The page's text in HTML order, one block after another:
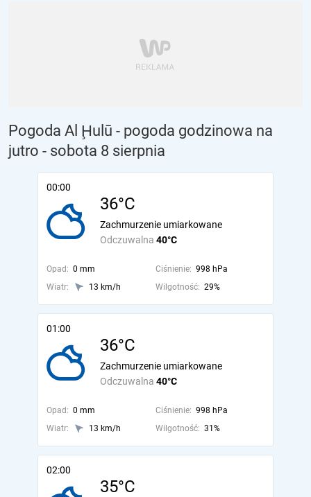
Pogoda Al Ḩulū - pogoda godzinowa na
jutro - sobota 8 sierpnia
00:00
36°C
Odczuwalna 40°C
Zachmurzenie umiarkowane
Opad: 0 mm Ciśnienie: 998 hPa
Wiatr:
13 km/h Wilgotność: 29%
01:00
36°C
Odczuwalna 40°C
Zachmurzenie umiarkowane
Opad: 0 mm Ciśnienie: 998 hPa
Wiatr:
13 km/h Wilgotność: 31%
02:00
35°C